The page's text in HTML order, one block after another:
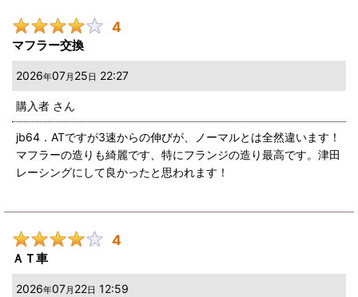
4
マフラー交換
2026年07月 25 日 22:27
購入者 さん
jb64．ATですが3速からの伸びが、ノーマルとは全然違います！
マフラーの造りも綺麗です、特にフランジの造り最高です。津田
レーシングにして良かったと思われます！
4
ＡＴ車
2026年07月 22日 12:59